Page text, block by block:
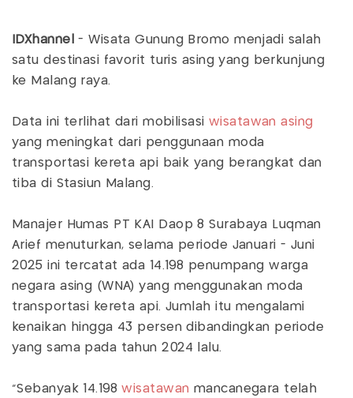
IDXhannel
- Wisata Gunung Bromo menjadi salah
satu destinasi favorit turis asing yang berkunjung
ke Malang raya.
Data ini terlihat dari mobilisasi wisatawan asing
yang meningkat dari penggunaan moda
transportasi kereta api baik yang berangkat dan
tiba di Stasiun Malang.
Manajer Humas PT KAI Daop 8 Surabaya Luqman
Arief menuturkan, selama periode Januari - Juni
2025 ini tercatat ada 14.198 penumpang warga
negara asing (WNA) yang menggunakan moda
transportasi kereta api. Jumlah itu mengalami
kenaikan hingga 43 persen dibandingkan periode
yang sama pada tahun 2024 lalu.
"Sebanyak 14.198wisatawan mancanegara telah